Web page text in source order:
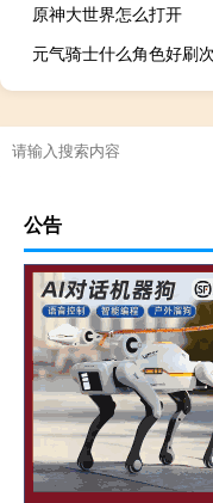
原神大世界怎么打开
元气骑士什么角色好刷
公告